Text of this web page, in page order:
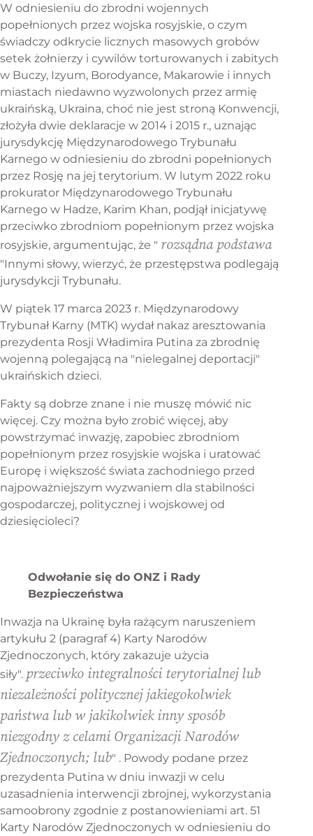
W odniesieniu do zbrodni wojennych
popełnionych przez wojska rosyjskie, o czym
świadczy odkrycie licznych masowych grobów
setek żołnierzy i cywilów torturowanych i zabitych
w Buczy, Izyum, Borodyance, Makarowie i innych
miastach niedawno wyzwolonych przez armię
ukraińską, Ukraina, choć nie jest stroną Konwencji,
złożyła dwie deklaracje w 2014 i 2015 r., uznając
jurysdykcję Międzynarodowego Trybunału
Karnego w odniesieniu do zbrodni popełnionych
przez Rosję na jej terytorium. W lutym 2022 roku
prokurator Międzynarodowego Trybunału
Karnego w Hadze, Karim Khan, podjął inicjatywę
przeciwko zbrodniom popełnionym przez wojska
rosyjskie, argumentując, że " rozsądna podstawa
"Innymi słowy, wierzyć, że przestępstwa podlegają
jurysdykcji Trybunału.
W piątek 17 marca 2023 r. Międzynarodowy
Trybunał Karny (MTK) wydał nakaz aresztowania
prezydenta Rosji Władimira Putina za zbrodnię
wojenną polegającą na "nielegalnej deportacji"
ukraińskich dzieci.
Fakty są dobrze znane i nie muszę mówić nic
więcej. Czy można było zrobić więcej, aby
powstrzymać inwazję, zapobiec zbrodniom
popełnionym przez rosyjskie wojska i uratować
Europę i większość świata zachodniego przed
najpoważniejszym wyzwaniem dla stabilności
gospodarczej, politycznej i wojskowej od
dziesięcioleci?
Odwołanie się do ONZ i Rady
Bezpieczeństwa
Inwazja na Ukrainę była rażącym naruszeniem
artykułu 2 (paragraf 4) Karty Narodów
Zjednoczonych, który zakazuje użycia
siły". przeciwko integralności terytorialnej lub
niezależności politycznej jakiegokolwiek
państwa lub w jakikolwiek inny sposób
niezgodny z celami Organizacji Narodów
Zjednoczonych; lub" . Powody podane przez
prezydenta Putina w dniu inwazji w celu
uzasadnienia interwencji zbrojnej, wykorzystania
samoobrony zgodnie z postanowieniami art. 51
Karty Narodów Zjednoczonych w odniesieniu do